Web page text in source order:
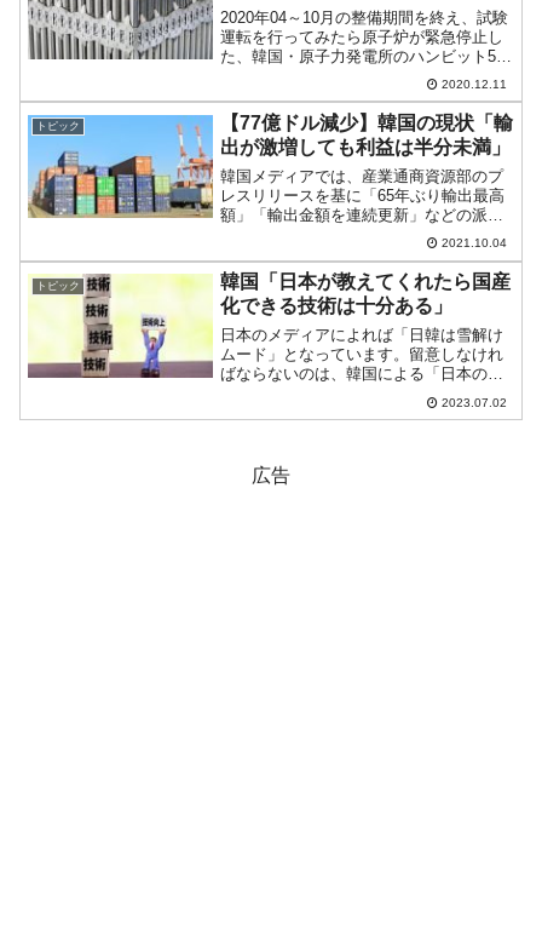
2020年04～10月の整備期間を終え、試験
運転を行ってみたら原子炉が緊急停止し
た、韓国・原子力発電所のハンビット5号
機（霊光5号機）。現在、事故調査が行わ
れているのですが、容易には信じられな
いような報道が出ました。そもそもこの
緊急停止は、...
2020.12.11
トピック
【77億ドル減少】韓国の現状「輸
出が激増しても利益は半分未満」
韓国メディアでは、産業通商資源部のプ
レスリリースを基に「65年ぶり輸出最高
額」「輸出金額を連続更新」などの派手
な惹句が目立ちます。輸出一本で食べて
いる韓国ですから、輸出金額が大きくな
るのは大変に良いことです。しかし、最
も重要なのは貿易のもう...
2021.10.04
トピック
韓国「日本が教えてくれたら国産
化できる技術は十分ある」
日本のメディアによれば「日韓は雪解け
ムード」となっています。留意しなけれ
ばならないのは、韓国による「日本の技
術剽窃」です。韓国は日本のマネをして
近代化を推し進めてきた国で、発展の基
2023.07.02
広告